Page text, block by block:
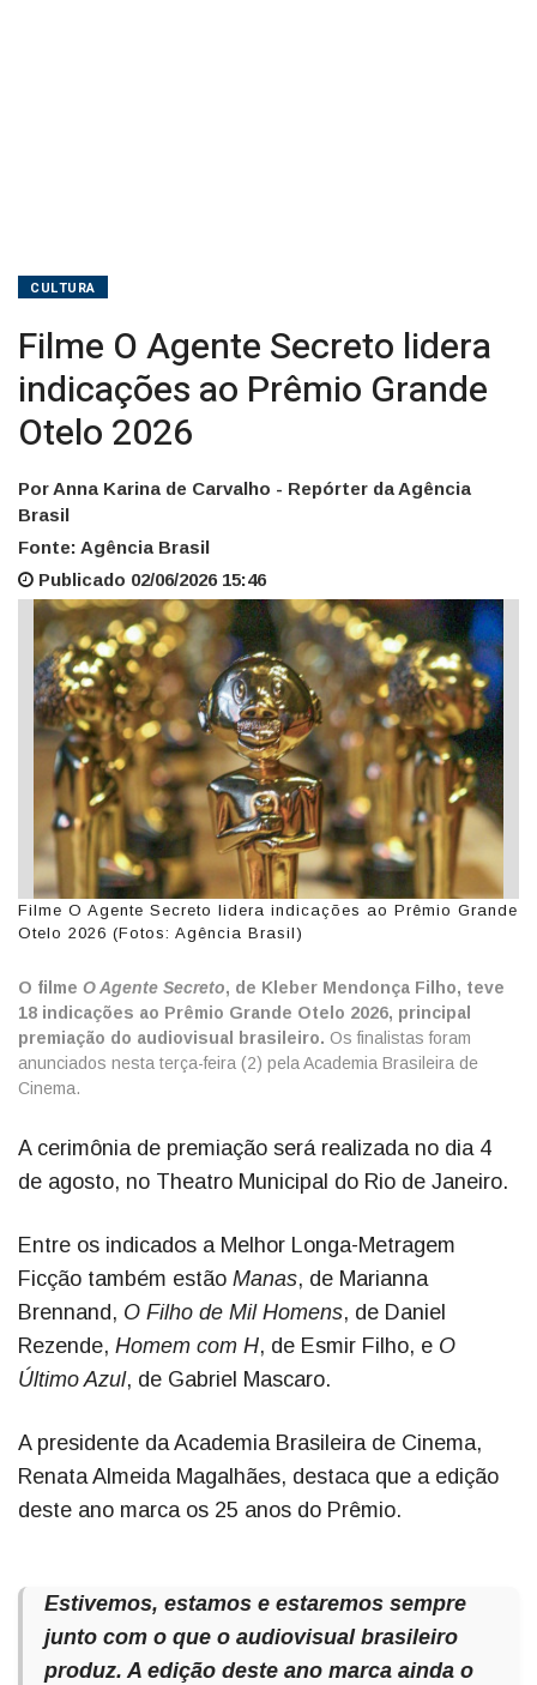
CULTURA
Filme O Agente Secreto lidera
indicações ao Prêmio Grande
Otelo 2026
Por Anna Karina de Carvalho - Repórter da Agência
Brasil
Fonte: Agência Brasil
Publicado 02/06/2026 15:46
Filme O Agente Secreto lidera indicações ao Prêmio Grande
Otelo 2026 (Fotos: Agência Brasil)
O filme O Agente Secreto, de Kleber Mendonça Filho, teve
18 indicações ao Prêmio Grande Otelo 2026, principal
premiação do audiovisual brasileiro. Os finalistas foram
anunciados nesta terça-feira (2) pela Academia Brasileira de
Cinema.
A cerimônia de premiação será realizada no dia 4
de agosto, no Theatro Municipal do Rio de Janeiro.
Entre os indicados a Melhor Longa-Metragem
Ficção também estão Manas, de Marianna
Brennand, O Filho de Mil Homens, de Daniel
Rezende, Homem com H, de Esmir Filho, e O
Último Azul, de Gabriel Mascaro.
A presidente da Academia Brasileira de Cinema,
Renata Almeida Magalhães, destaca que a edição
deste ano marca os 25 anos do Prêmio.
Estivemos, estamos e estaremos sempre
junto com o que o audiovisual brasileiro
produz. A edição deste ano marca ainda o